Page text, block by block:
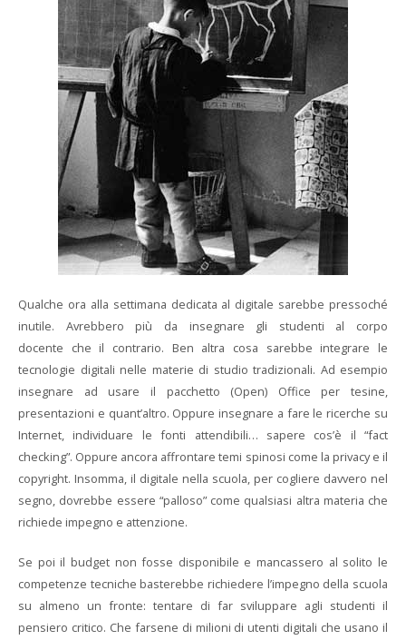
Qualche ora alla settimana dedicata al digitale sarebbe pressoché
inutile. Avrebbero più da insegnare gli studenti al corpo
docente che il contrario. Ben altra cosa sarebbe integrare le
tecnologie digitali nelle materie di studio tradizionali. Ad esempio
insegnare ad usare il pacchetto (Open) Office per tesine,
presentazioni e quant’altro. Oppure insegnare a fare le ricerche su
Internet, individuare le fonti attendibili… sapere cos’è il “fact
checking”. Oppure ancora affrontare temi spinosi come la privacy e il
copyright. Insomma, il digitale nella scuola, per cogliere davvero nel
segno, dovrebbe essere “palloso” come qualsiasi altra materia che
richiede impegno e attenzione.
Se poi il budget non fosse disponibile e mancassero al solito le
competenze tecniche basterebbe richiedere l’impegno della scuola
su almeno un fronte: tentare di far sviluppare agli studenti il
pensiero critico. Che farsene di milioni di utenti digitali che usano il